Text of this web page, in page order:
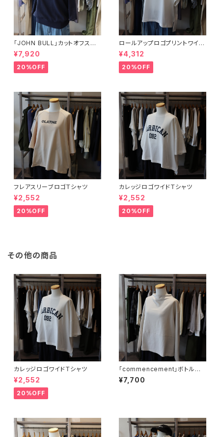
「JOHN BULL」カットオフスリ
ーブスウェット
¥7,920
20%OFF
ロールアップロゴプリントワイド
Tシャツ
¥4,312
20%OFF
フレアスリーブロゴＴシャツ
¥2,552
20%OFF
カレッジロゴワイドＴシャツ
¥2,552
20%OFF
その他の商品
カレッジロゴワイドＴシャツ
¥2,552
20%OFF
「commencement」ボトルネッ
クロングスリーブＴ
¥7,700